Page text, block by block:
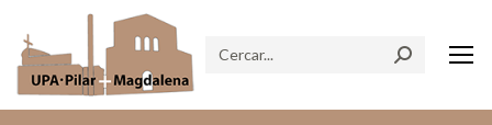
Search: